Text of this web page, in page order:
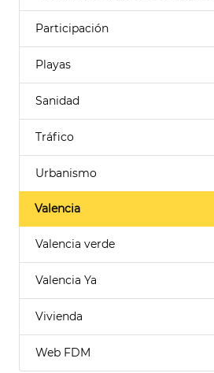
Participación
Playas
Sanidad
Tráfico
Urbanismo
Valencia
Valencia verde
Valencia Ya
Vivienda
Web FDM